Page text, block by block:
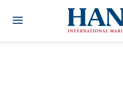
Inhalt